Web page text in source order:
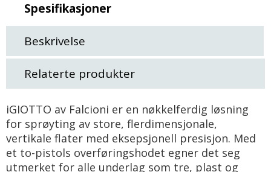
Spesifikasjoner
Beskrivelse
Relaterte produkter
iGIOTTO av Falcioni er en nøkkelferdig løsning
for sprøyting av store, flerdimensjonale,
vertikale flater med eksepsjonell presisjon. Med
et to-pistols overføringshodet egner det seg
utmerket for alle underlag som tre, plast og